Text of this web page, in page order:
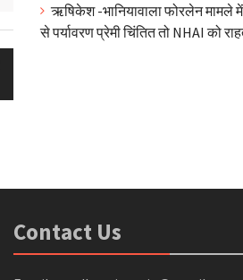
ऋषिकेश -भानियावाला फोरलेन मामले
से पर्यावरण प्रेमी चिंतित तो NHAI को
Contact Us